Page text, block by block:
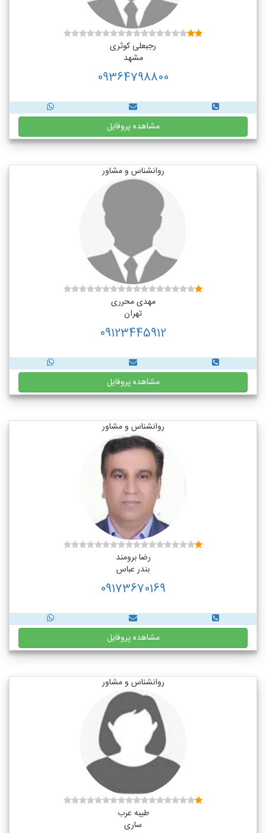
رجبعلی کوثری
مشهد
09364798800
مشاهده پروفایل
روانشناس و مشاور
مهدی محرری
تهران
09123445912
مشاهده پروفایل
روانشناس و مشاور
رضا برومند
بندر عباس
09173670169
مشاهده پروفایل
روانشناس و مشاور
طیبه عرب
ساری